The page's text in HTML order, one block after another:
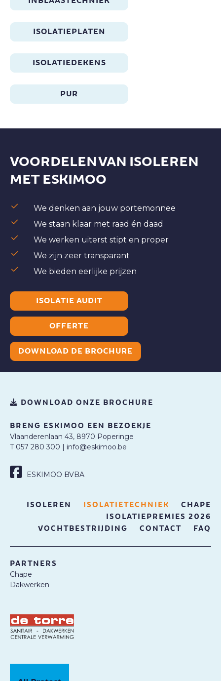
ISOLATIEPLATEN
ISOLATIEDEKENS
PUR
VOORDELEN VAN ISOLEREN
MET ESKIMOO
We denken aan jouw portemonnee
We staan klaar met raad én daad
We werken uiterst stipt en proper
We zijn zeer transparant
We bieden eerlijke prijzen
ISOLATIE AUDIT
OFFERTE
DOWNLOAD DE BROCHURE
DOWNLOAD ONZE BROCHURE
BRENG ESKIMOO EEN BEZOEKJE
Vlaanderenlaan 43, 8970 Poperinge
T 057 280 300 | info@eskimoo.be
ESKIMOO BVBA
ISOLEREN ISOLATIETECHNIEK
CHAPE
ISOLATIEPREMIES 2026
VOCHTBESTRIJDING
CONTACT FAQ
PARTNERS
Chape
Dakwerken